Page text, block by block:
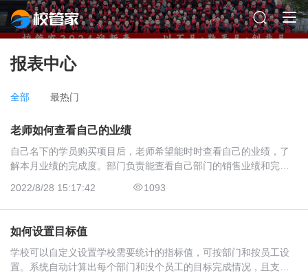
报表中心
全部 最热门
老师如何查看自己的业绩
自己名下的学员购买项目后，老师希望能时时查看自己的业绩，了
解本月业绩的完成度。部门负责能查看自己部门的销售业绩和完成
销售业绩报表，可以查看自己和下属的业绩（即自己为部门负责
人）。3、点击老师…
2022/8/28 15:17:42 1093
如何设置目标值
学校可以自定义设置学校需要统计的指标值，可按部门和按员工设
置。系统自动计算出每个部门和没个员工的目标完成情况，且支持